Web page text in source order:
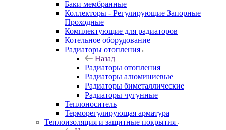
Баки мембранные
Коллекторы - Регулирующие Запорные
Проходные
Комплектующие для радиаторов
Котельное оборудование
Радиаторы отопления
Назад
Радиаторы отопления
Радиаторы алюминиевые
Радиаторы биметаллические
Радиаторы чугунные
Теплоноситель
Терморегулирующая арматура
Теплоизоляция и защитные покрытия